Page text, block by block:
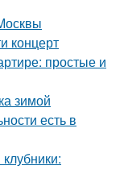
концерт
простые и
зимой
есть в